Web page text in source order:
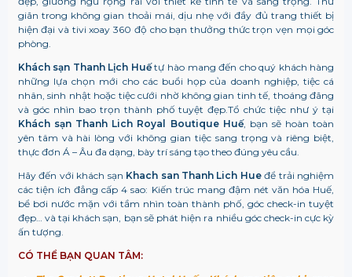
giãn trong không gian thoải mái, dịu nhẹ với đầy đủ trang thiết bị
hiện đại và tivi xoay 360 độ cho bạn thưởng thức trọn vẹn mọi góc
phòng.
Khách sạn Thanh Lịch Huếtự hào mang đến cho quý khách hàng
những lựa chọn mới cho các buổi họp của doanh nghiệp, tiệc cá
nhân, sinh nhật hoặc tiệc cưới nhờ không gian tinh tế, thoáng đãng
và góc nhìn bao trọn thành phố tuyệt đẹp.Tổ chức tiệc như ý tại
Khách sạn Thanh Lich Royal Boutique Huế, bạn sẽ hoàn toàn
yên tâm và hài lòng với không gian tiệc sang trọng và riêng biệt,
thực đơn Á – Âu đa dạng, bày trí sáng tạo theo đúng yêu cầu.
Hãy đến với khách sạn Khach san Thanh Lich Hueđể trải nghiệm
các tiện ích đẳng cấp 4 sao: Kiến trúc mang đậm nét văn hóa Huế,
bể bơi nước mặn với tầm nhìn toàn thành phố, góc check-in tuyệt
đẹp… và tại khách sạn, bạn sẽ phát hiện ra nhiều góc check-in cực kỳ
ấn tượng.
CÓ THỂ BẠN QUAN TÂM: